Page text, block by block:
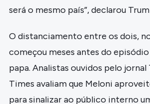
será o mesmo país”, declarou
O distanciamento entre os dois,
começou meses antes do
papa. Analistas ouvidos pelo
Times avaliam que Meloni
para sinalizar ao público interno